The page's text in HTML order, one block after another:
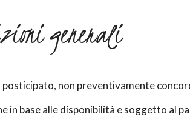
generali
non preventivamente
in base alle disponibilità e soggetto al